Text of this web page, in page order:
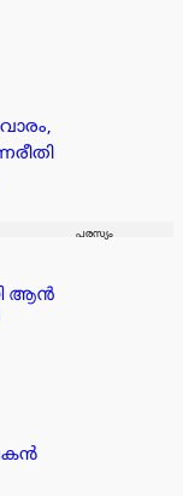
പരസ്യം
ആൻ